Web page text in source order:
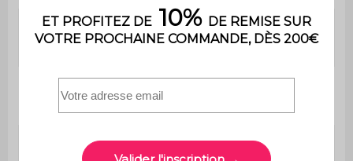
Longueur
de la table
160 cm
la table
72,5 cm
43 kg